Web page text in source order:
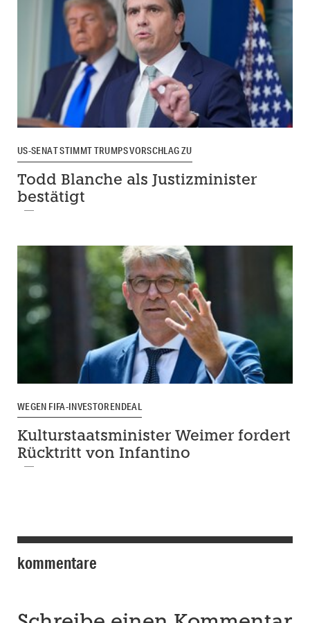
US-SENAT STIMMT TRUMPS VORSCHLAG ZU
Todd Blanche als Justizminister
bestätigt
WEGEN FIFA-INVESTORENDEAL
Kulturstaatsminister Weimer fordert
Rücktritt von Infantino
kommentare